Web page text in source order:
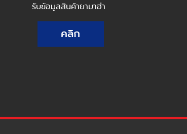
รับข้อมูลสินค้ายามาฮ่า
คลิก